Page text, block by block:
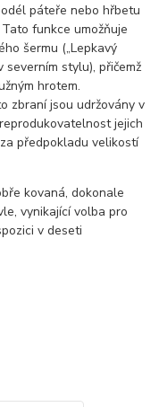
páteře nebo hřbetu
funkce umožňuje
šermu („Lepkavý
severním stylu), přičemž
hrotem.
zbraní jsou udržovány v
jejich
předpokladu velikostí
kovaná, dokonale
vynikající volba pro
v deseti